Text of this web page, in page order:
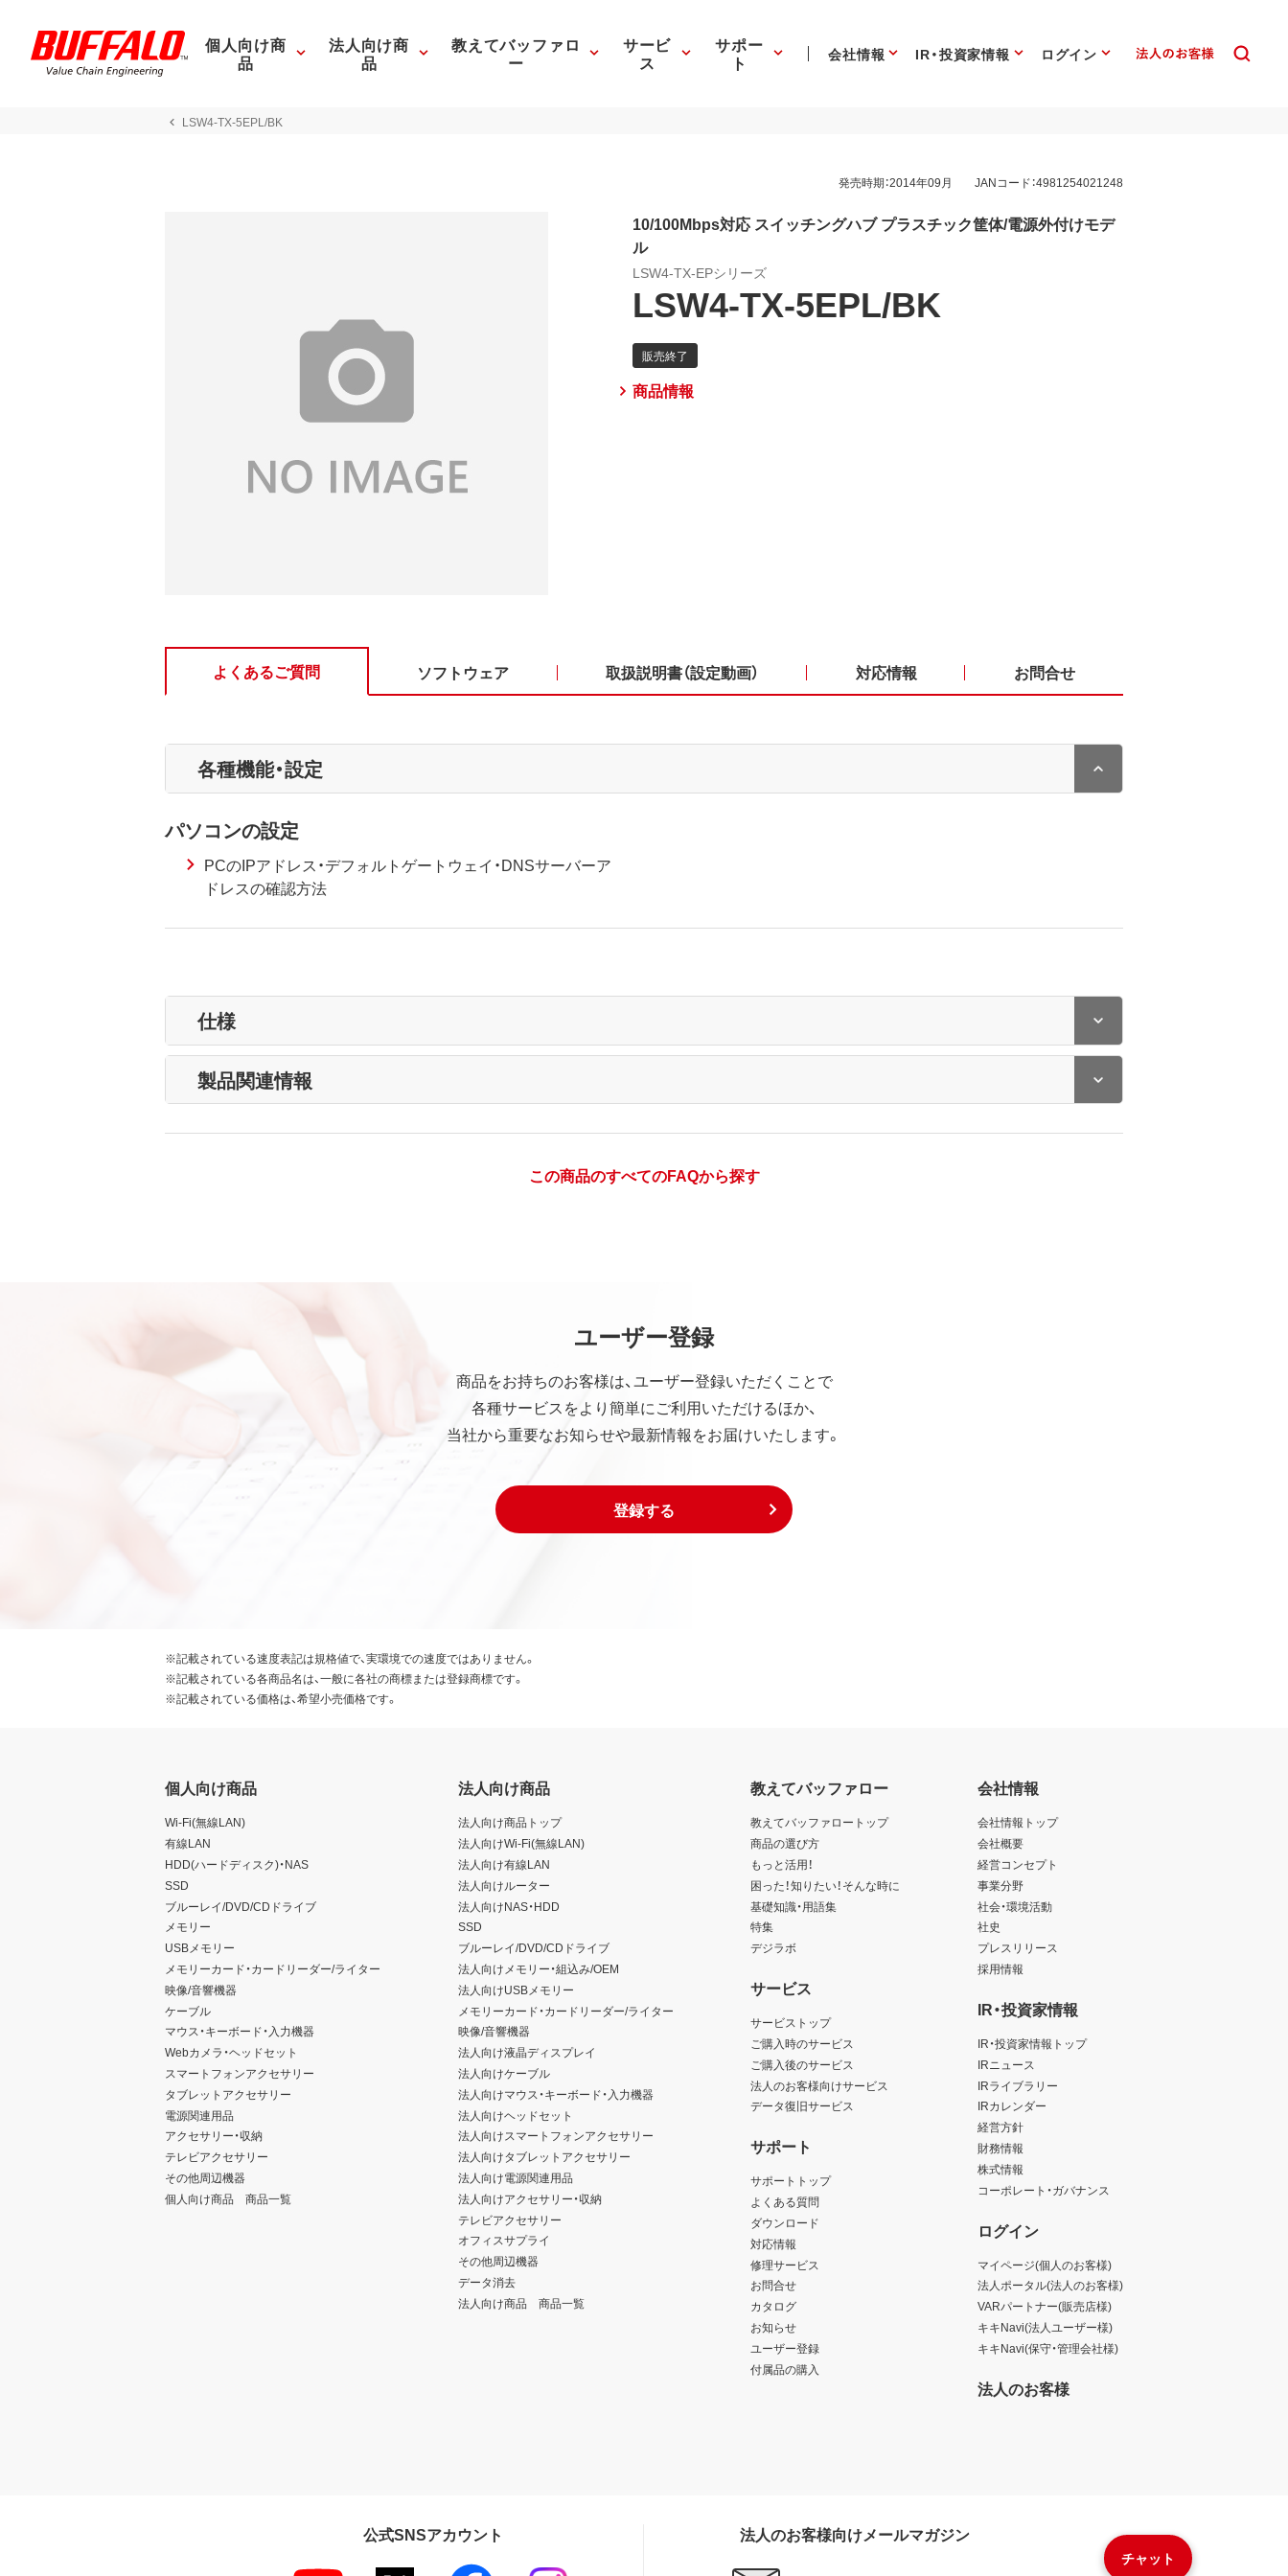
個人向け商
品
法人向け商
品
教えてバッファロ
ー
サービ
ス
サポー
ト 会社情報 IR・投資家情報 ログイン
LSW4-TX-5EPL/BK
発売時期：2014年09月 JANコード：4981254021248
10/100Mbps対応 スイッチングハブ プラスチック筐体/電源外付けモデ
ル
LSW4-TX-EPシリーズ
LSW4-TX-5EPL/BK
商品情報
よくあるご質問 ソフトウェア 取扱説明書（設定動画） 対応情報 お問合せ
各種機能・設定
パソコンの設定
PCのIPアドレス・デフォルトゲートウェイ・DNSサーバーア
ドレスの確認方法
仕様
製品関連情報
この商品のすべてのFAQから探す
ユーザー登録
商品をお持ちのお客様は、ユーザー登録いただくことで
各種サービスをより簡単にご利用いただけるほか、
当社から重要なお知らせや最新情報をお届けいたします。
登録する
チャット
※記載されている速度表記は規格値で、実環境での速度ではありません。
※記載されている各商品名は、一般に各社の商標または登録商標です。
※記載されている価格は、希望小売価格です。
個人向け商品
Wi-Fi(無線LAN)
有線LAN
HDD(ハードディスク)・NAS
SSD
ブルーレイ/DVD/CDドライブ
メモリー
USBメモリー
メモリーカード・カードリーダー/ライター
映像/音響機器
ケーブル
マウス・キーボード・入力機器
Webカメラ・ヘッドセット
スマートフォンアクセサリー
タブレットアクセサリー
電源関連用品
アクセサリー・収納
テレビアクセサリー
その他周辺機器
個人向け商品 商品一覧
法人向け商品
法人向け商品トップ
法人向けWi-Fi(無線LAN)
法人向け有線LAN
法人向けルーター
法人向けNAS・HDD
SSD
ブルーレイ/DVD/CDドライブ
法人向けメモリー・組込み/OEM
法人向けUSBメモリー
メモリーカード・カードリーダー/ライター
映像/音響機器
法人向け液晶ディスプレイ
法人向けケーブル
法人向けマウス・キーボード・入力機器
法人向けヘッドセット
法人向けスマートフォンアクセサリー
法人向けタブレットアクセサリー
法人向け電源関連用品
法人向けアクセサリー・収納
テレビアクセサリー
オフィスサプライ
その他周辺機器
データ消去
法人向け商品 商品一覧
教えてバッファロー
教えてバッファロートップ
商品の選び方
もっと活用！
困った！知りたい！そんな時に
基礎知識・用語集
特集
デジラボ
サービス
サービストップ
ご購入時のサービス
ご購入後のサービス
法人のお客様向けサービス
データ復旧サービス
サポート
サポートトップ
よくある質問
ダウンロード
対応情報
修理サービス
お問合せ
カタログ
お知らせ
ユーザー登録
付属品の購入
会社情報
会社情報トップ
会社概要
経営コンセプト
事業分野
社会・環境活動
社史
プレスリリース
採用情報
IR・投資家情報
IR・投資家情報トップ
IRニュース
IRライブラリー
IRカレンダー
経営方針
財務情報
株式情報
コーポレート・ガバナンス
ログイン
マイページ(個人のお客様)
法人ポータル(法人のお客様)
VARパートナー(販売店様)
キキNavi(法人ユーザー様)
キキNavi(保守・管理会社様)
法人のお客様
公式SNSアカウント 法人のお客様向けメールマガジン